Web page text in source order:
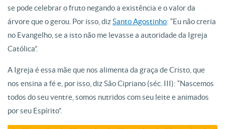
se pode celebrar o fruto negando a existência e o valor da
árvore que o gerou. Por isso, dizSanto Agostinho: “Eu não creria
no Evangelho, se a isto não me levasse a autoridade da Igreja
Católica”.
A Igreja é essa mãe que nos alimenta da graça de Cristo, que
nos ensina a fé e, por isso, diz São Cipriano (séc. III): “Nascemos
todos do seu ventre, somos nutridos com seu leite e animados
por seu Espírito”.